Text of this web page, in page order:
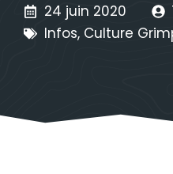
24 juin 2020
Infos, Culture